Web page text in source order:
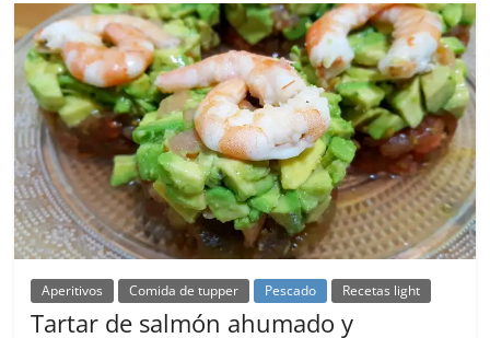
Aperitivos Comida de tupper Pescado Recetas light
Tartar de salmón ahumado y